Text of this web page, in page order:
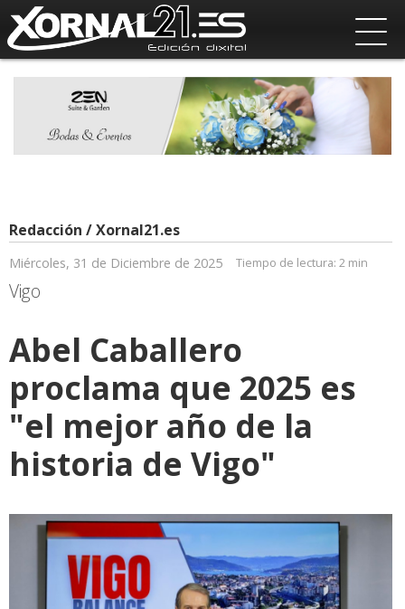
Redacción / Xornal21.es
Miércoles, 31 de Diciembre de 2025 Tiempo de lectura: 2 min
Vigo
Abel Caballero
proclama que 2025 es
"el mejor año de la
historia de Vigo"